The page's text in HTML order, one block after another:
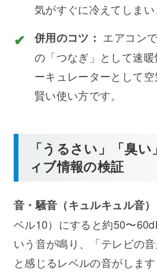
気がすぐに冷えてしまい
併用のコツ： エアコン
の「つなぎ」として速
ーキュレーターとして
賢い使い方です。
「うるさい」「臭
ィブ情報の検証
音・騒音（キュルキュル音）
ベル10）にすると約50〜
いう音が鳴り、「テレビの音
と感じるレベルの音がしま